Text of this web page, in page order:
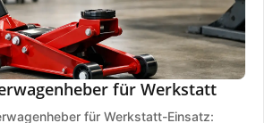
für Werkstatt
für Werkstatt-Einsatz: